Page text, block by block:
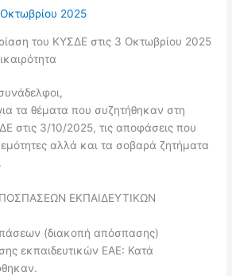
2025
του ΚΥΣΔΕ στις 3 Οκτωβρίου 2025
τα θέματα που συζητήθηκαν στη
στις 3/10/2025, τις αποφάσεις που
αλλά και τα σοβαρά ζητήματα
ΕΚΠΑΙΔΕΥΤΙΚΩΝ
(διακοπή απόσπασης)
εκπαιδευτικών ΕΑΕ: Κατά